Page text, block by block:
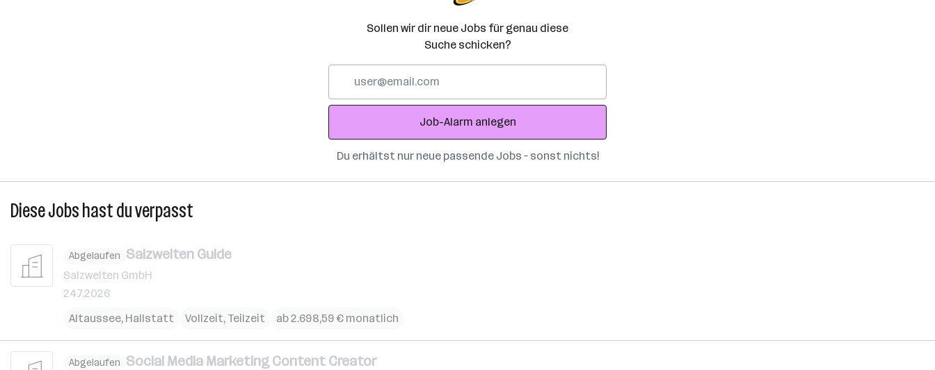
Sollen wir dir neue Jobs für genau diese
Suche schicken?
Adresse
Job-Alarm anlegen
Du erhältst nur neue passende Jobs – sonst nichts!
Diese Jobs hast du verpasst
Abgelaufen Salzwelten Guide
Salzwelten GmbH
24.7.2026
Altaussee, Hallstatt Vollzeit, Teilzeit ab 2.698,59 € monatlich
Abgelaufen Social Media Marketing Content Creator